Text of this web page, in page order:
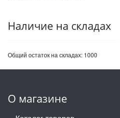
Наличие на складах
Общий остаток на складах: 1000
О магазине